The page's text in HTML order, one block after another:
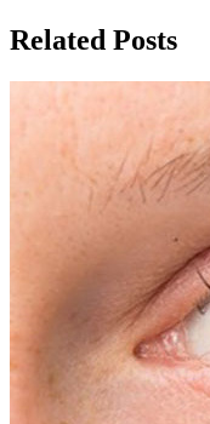
Related Posts